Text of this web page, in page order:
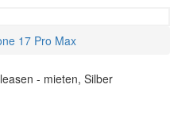
17 Pro Max